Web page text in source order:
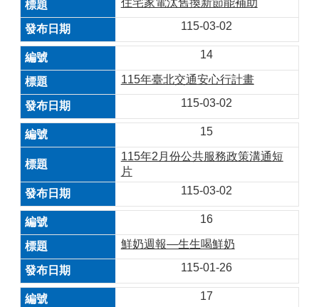
住宅家電汰舊換新節能補助
115-03-02
14
115年臺北交通安心行計畫
115-03-02
15
115年2月份公共服務政策溝通短
片
115-03-02
16
鮮奶週報—生生喝鮮奶
115-01-26
17